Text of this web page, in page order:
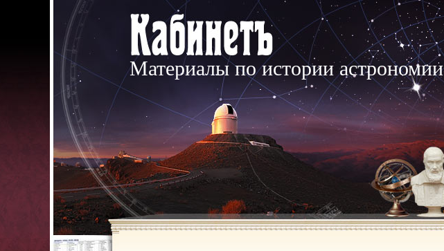
Материалы по истории астрономии